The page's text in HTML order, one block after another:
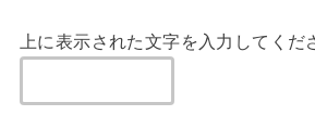
上に表示された文字を入力してくだ